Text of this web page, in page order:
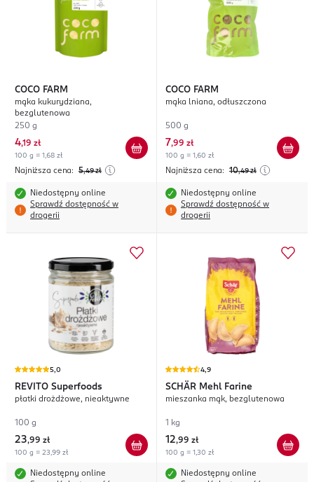
COCO FARM
mąka kukurydziana,
bezglutenowa
250 g
4,19 zł
100 g = 1,68 zł
Najniższa cena: 5,49 zł
Niedostępny online
Sprawdź dostępność w
drogerii
COCO FARM
mąka lniana, odłuszczona
500 g
7,99 zł
100 g = 1,60 zł
Najniższa cena: 10,49 zł
Niedostępny online
Sprawdź dostępność w
drogerii
5,0
REVITO Superfoods
płatki drożdżowe, nieaktywne
100 g
23,99 zł
100 g = 23,99 zł
Niedostępny online
4,9
SCHÄR Mehl Farine
mieszanka mąk, bezglutenowa
1 kg
12,99 zł
100 g = 1,30 zł
Niedostępny online